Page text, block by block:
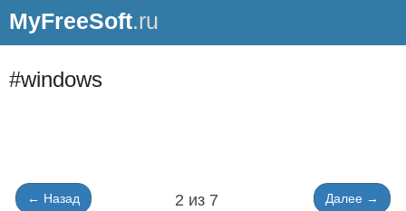
MyFreeSoft.ru
#windows
← Назад 2 из 7 Далее →